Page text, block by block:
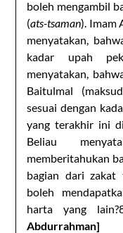
boleh mengambil
(ats-tsaman). Imam
menyatakan,
kadar upah
menyatakan,
Baitulmal
sesuai dengan
yang terakhir ini
Beliau
memberitahukan
bagian dari zakat
boleh
harta yang
Abdurrahman]